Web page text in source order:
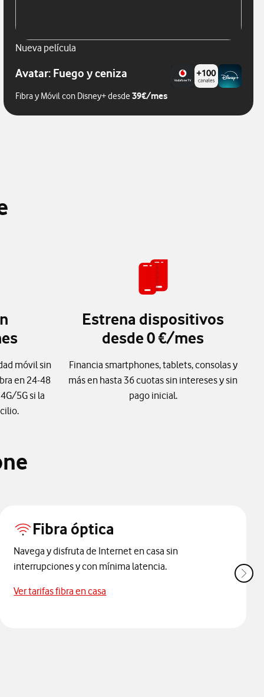
Nueva película
Avatar: Fuego y ceniza
Fibra y Móvil con Disney+ desde 39€/mes
y móvil
móvil sin
en 24-48
5G si la
Estrena dispositivos
desde 0 €/mes
Financia smartphones, tablets, consolas y
más en hasta 36 cuotas sin intereses y sin
pago inicial.
Fibra óptica
Navega y disfruta de Internet en casa sin
interrupciones y con mínima latencia.
Ver tarifas fibra en casa